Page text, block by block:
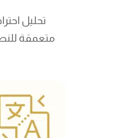
تحليل
متعمقة